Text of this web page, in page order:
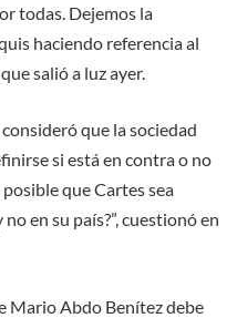
todas. Dejemos la
haciendo referencia al
salió a luz ayer.
que la sociedad
si está en contra o no
que Cartes sea
en su país?”, cuestionó en
Mario Abdo Benítez debe